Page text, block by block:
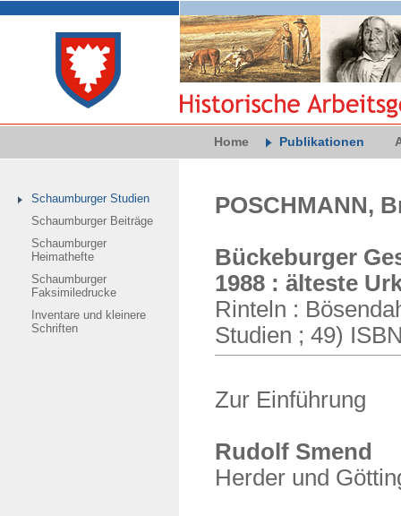
Home Publikationen
Schaumburger Studien
Schaumburger Beiträge
Schaumburger
Heimathefte
Schaumburger
Faksimiledrucke
Inventare und kleinere
Schriften
POSCHMANN,
Bückeburger
1988 : älteste
Rinteln :
Studien ; 49)
Zur Einführung
Rudolf Smend
Herder und